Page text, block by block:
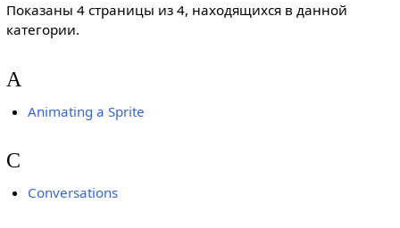
Показаны 4 страницы из 4, находящихся в данной
категории.
A
Animating a Sprite
C
Conversations